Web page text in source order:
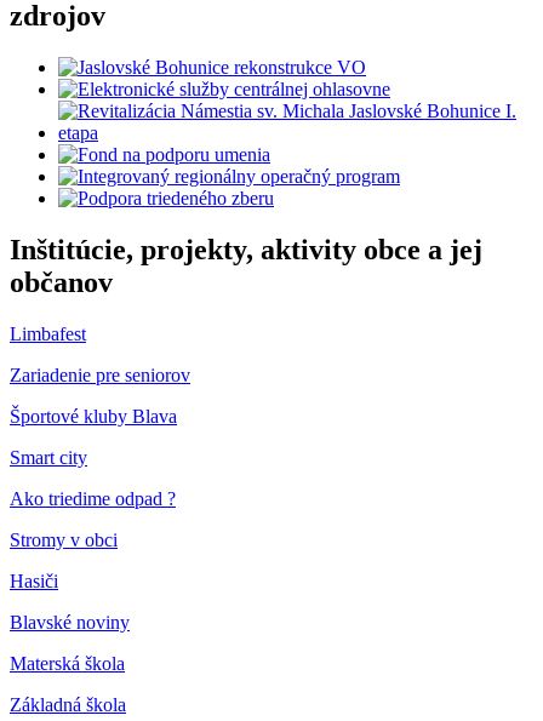
zdrojov
Inštitúcie, projekty, aktivity obce a jej
občanov
Limbafest
Zariadenie pre seniorov
Športové kluby Blava
Smart city
Ako triedime odpad ?
Stromy v obci
Hasiči
Blavské noviny
Materská škola
Základná škola